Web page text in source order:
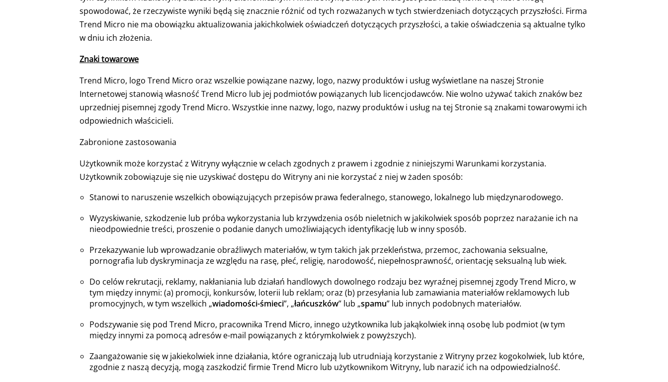
spowodować, że rzeczywiste wyniki będą się znacznie różnić od tych rozważanych w tych stwierdzeniach dotyczących przyszłości. Firma
Trend Micro nie ma obowiązku aktualizowania jakichkolwiek oświadczeń dotyczących przyszłości, a takie oświadczenia są aktualne tylko
w dniu ich złożenia.
Znaki towarowe
Trend Micro, logo Trend Micro oraz wszelkie powiązane nazwy, logo, nazwy produktów i usług wyświetlane na naszej Stronie
Internetowej stanowią własność Trend Micro lub jej podmiotów powiązanych lub licencjodawców. Nie wolno używać takich znaków bez
uprzedniej pisemnej zgody Trend Micro. Wszystkie inne nazwy, logo, nazwy produktów i usług na tej Stronie są znakami towarowymi ich
odpowiednich właścicieli.
Zabronione zastosowania
Użytkownik może korzystać z Witryny wyłącznie w celach zgodnych z prawem i zgodnie z niniejszymi Warunkami korzystania.
Użytkownik zobowiązuje się nie uzyskiwać dostępu do Witryny ani nie korzystać z niej w żaden sposób:
Stanowi to naruszenie wszelkich obowiązujących przepisów prawa federalnego, stanowego, lokalnego lub międzynarodowego.
Wyzyskiwanie, szkodzenie lub próba wykorzystania lub krzywdzenia osób nieletnich w jakikolwiek sposób poprzez narażanie ich na
nieodpowiednie treści, proszenie o podanie danych umożliwiających identyfikację lub w inny sposób.
Przekazywanie lub wprowadzanie obraźliwych materiałów, w tym takich jak przekleństwa, przemoc, zachowania seksualne,
pornografia lub dyskryminacja ze względu na rasę, płeć, religię, narodowość, niepełnosprawność, orientację seksualną lub wiek.
Do celów rekrutacji, reklamy, nakłaniania lub działań handlowych dowolnego rodzaju bez wyraźnej pisemnej zgody Trend Micro, w
tym między innymi: (a) promocji, konkursów, loterii lub reklam; oraz (b) przesyłania lub zamawiania materiałów reklamowych lub
promocyjnych, w tym wszelkich „wiadomości-śmieci”, „łańcuszków” lub „spamu” lub innych podobnych materiałów.
Podszywanie się pod Trend Micro, pracownika Trend Micro, innego użytkownika lub jakąkolwiek inną osobę lub podmiot (w tym
między innymi za pomocą adresów e-mail powiązanych z którymkolwiek z powyższych).
Zaangażowanie się w jakiekolwiek inne działania, które ograniczają lub utrudniają korzystanie z Witryny przez kogokolwiek, lub które,
zgodnie z naszą decyzją, mogą zaszkodzić firmie Trend Micro lub użytkownikom Witryny, lub narazić ich na odpowiedzialność.